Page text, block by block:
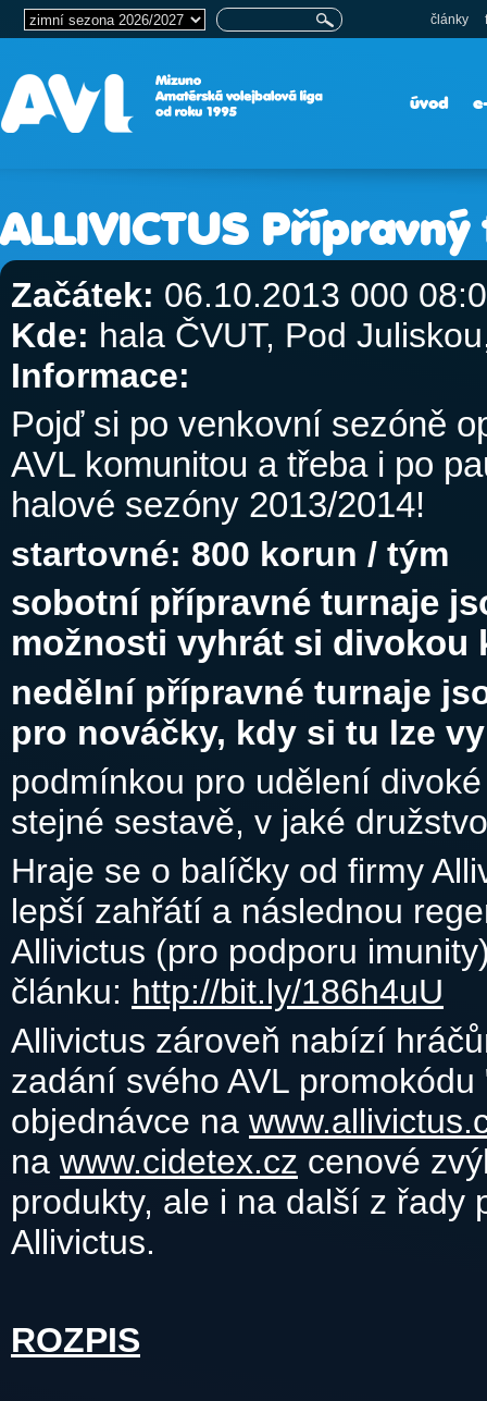
články
úvod
ALLIVICTUS
Začátek: 06.10.2013 000
Kde: hala ČVUT, Pod
Informace:
Pojď si po venkovní sezóně
AVL komunitou a třeba i po
halové sezóny 2013/2014!
startovné: 800 korun / tým
sobotní přípravné turnaje
možnosti vyhrát si divokou
nedělní přípravné turnaje
pro nováčky, kdy si tu lze
podmínkou pro udělení
stejné sestavě, v jaké
Hraje se o balíčky od firmy
lepší zahřátí a následnou
Allivictus (pro podporu
článku: http://bit.ly/186h4uU
Allivictus zároveň nabízí
zadání svého AVL
objednávce na
na www.cidetex.cz cenové
produkty, ale i na další z řady
Allivictus.
ROZPIS